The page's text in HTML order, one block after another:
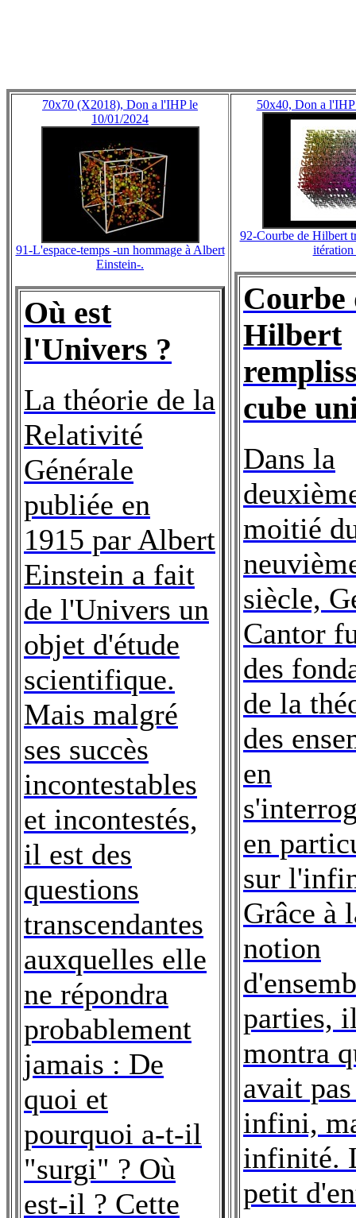
70x70 (X2018), Don a l'IHP le
10/01/2024
91-L'espace-temps -un hommage à Albert
Einstein-.
Où est
l'Univers ?
La théorie de la
Relativité
Générale
publiée en
1915 par Albert
Einstein a fait
de l'Univers un
objet d'étude
scientifique.
Mais malgré
ses succès
incontestables
et incontestés,
il est des
questions
transcendantes
auxquelles elle
ne répondra
probablement
jamais : De
quoi et
pourquoi a-t-il
"surgi" ? Où
est-il ? Cette
50x40, Don a
92-Courbe de Hilbert
itération
Courbe
Hilbert
cube
Dans la
moitié
siècle,
Cantor
des
de la
des
en
en
sur
Grâce à
notion
parties,
montra
avait
infini,
infinité.
petit